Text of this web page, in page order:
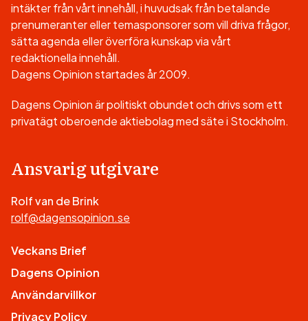
intäkter från vårt innehåll, i huvudsak från betalande
prenumeranter eller temasponsorer som vill driva frågor,
sätta agenda eller överföra kunskap via vårt
redaktionella innehåll.
Dagens Opinion startades år 2009.
Dagens Opinion är politiskt obundet och drivs som ett
privatägt oberoende aktiebolag med säte i Stockholm.
Ansvarig utgivare
Rolf van de Brink
rolf@dagensopinion.se
Veckans Brief
Dagens Opinion
Användarvillkor
Privacy Policy